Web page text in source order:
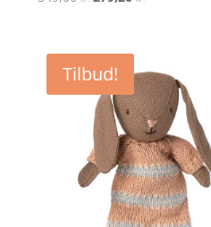
4.7
var:
349,00 kr..279,20 kr..
Tilbud!